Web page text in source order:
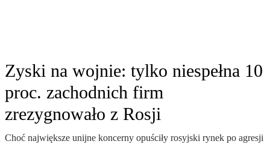
Zyski na wojnie: tylko niespełna 10
proc. zachodnich firm
zrezygnowało z Rosji
Choć największe unijne koncerny opuściły rosyjski rynek po agresji